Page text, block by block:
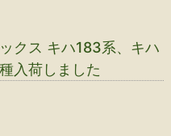
クス キハ183系、キハ
入荷しました